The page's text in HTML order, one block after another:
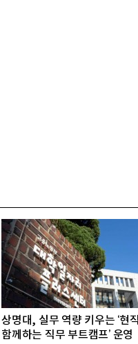
상명대, 실무 역량 키우는 ‘현
함께하는 직무 부트캠프’ 운영